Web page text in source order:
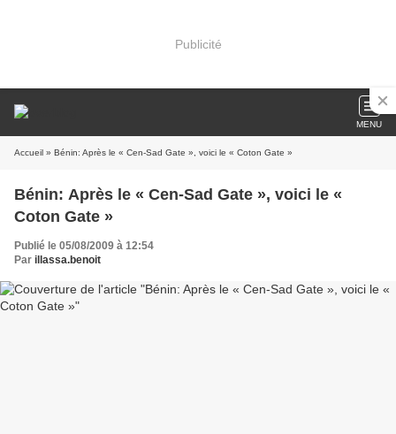
Publicité
MENU
Accueil » Bénin: Après le « Cen-Sad Gate », voici le « Coton Gate »
Bénin: Après le « Cen-Sad Gate », voici le «
Coton Gate »
Publié le 05/08/2009 à 12:54
Par illassa.benoit